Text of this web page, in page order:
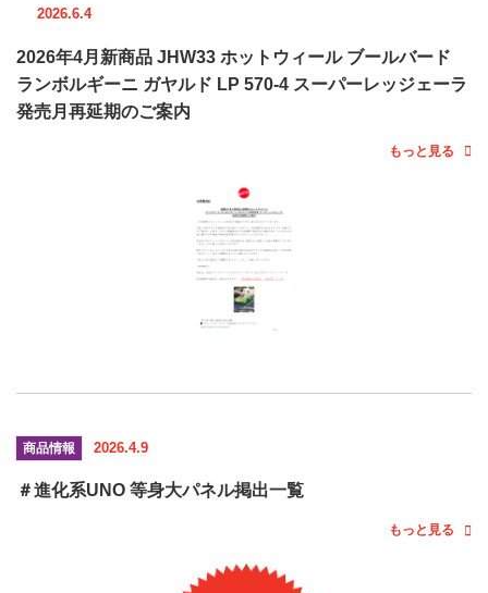
2026.6.4
2026年4月新商品 JHW33 ホットウィール ブールバード
ランボルギーニ ガヤルド LP 570-4 スーパーレッジェーラ
発売月再延期のご案内
もっと見る
商品情報 2026.4.9
＃進化系UNO 等身大パネル掲出一覧
もっと見る